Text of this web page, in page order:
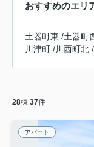
おすすめのエリ
土器町東 /土器町
川津町 /川西町北 /
28棟 37件
アパート